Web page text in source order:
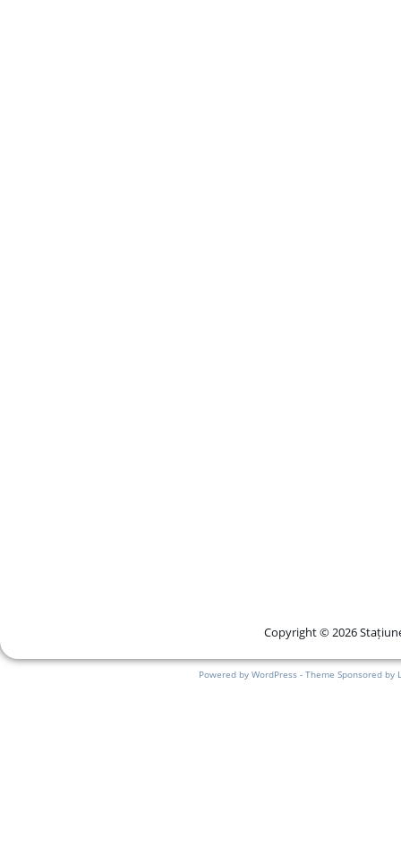
Copyright © 2026
Powered by WordPress - Theme Sponsored by